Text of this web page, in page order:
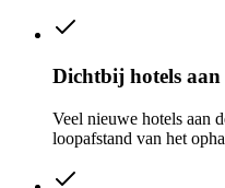
Dichtbij hotels
Veel nieuwe hotels aan
loopafstand van het